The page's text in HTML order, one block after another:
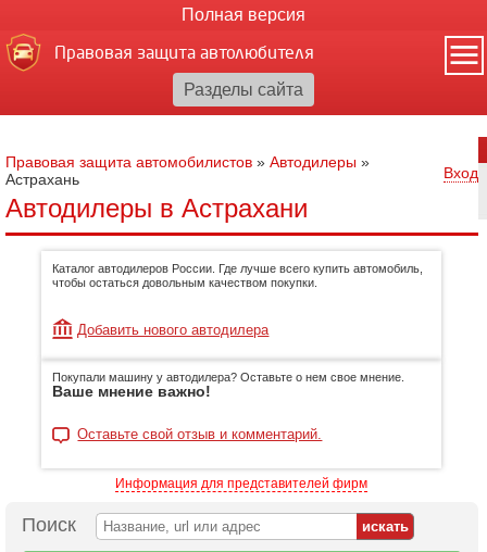
Полная версия
Правовая защита автолюбителя
Правовая защита автомобилистов » Автодилеры »
Астрахань
Вход
Автодилеры в Астрахани
Каталог автодилеров России. Где лучше всего купить автомобиль,
чтобы остаться довольным качеством покупки.
Добавить нового автодилера
Покупали машину у автодилера? Оставьте о нем свое мнение.
Ваше мнение важно!
Оставьте свой отзыв и комментарий.
Информация для представителей фирм
Поиск